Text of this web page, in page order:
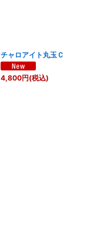
チャロアイト丸玉Ｃ
4,800円(税込)